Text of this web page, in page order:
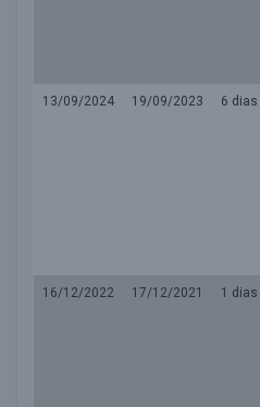
13/09/2024 19/09/2023
6 dias
16/12/2022 17/12/2021
1 dias